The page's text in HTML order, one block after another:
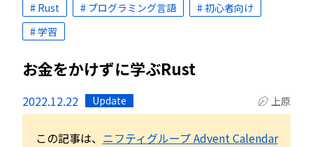
# Rust # プログラミング言語
# 初心者向け
# 学習
お金をかけずに学ぶRust
2022.12.22 Update 上原
この記事は、 ニフティグループ Advent Calendar